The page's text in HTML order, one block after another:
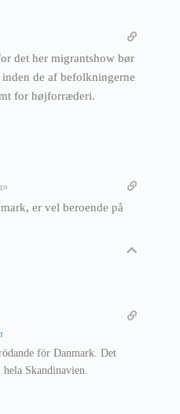
det her migrantshow bør
de af befolkningerne
for højforræderi.
er vel beroende på
för Danmark. Det
hela Skandinavien.